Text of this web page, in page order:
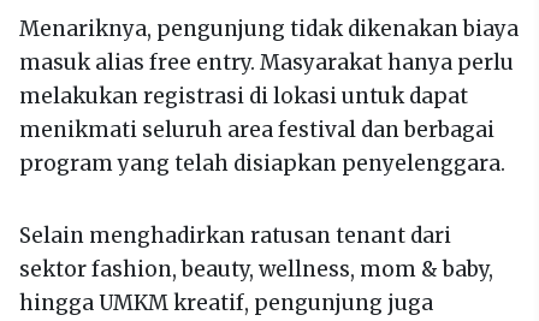
Menariknya, pengunjung tidak dikenakan biaya
masuk alias free entry. Masyarakat hanya perlu
melakukan registrasi di lokasi untuk dapat
menikmati seluruh area festival dan berbagai
program yang telah disiapkan penyelenggara.
Selain menghadirkan ratusan tenant dari
sektor fashion, beauty, wellness, mom & baby,
hingga UMKM kreatif, pengunjung juga